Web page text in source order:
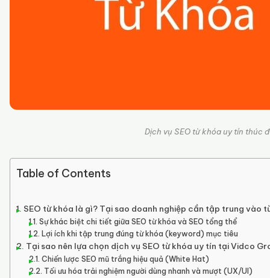
Dịch vụ SEO từ khóa uy tín thúc
Table of Contents
SEO từ khóa là gì? Tại sao doanh nghiệp cần tập trung vào
Sự khác biệt chi tiết giữa SEO từ khóa và SEO tổng thể
Lợi ích khi tập trung đúng từ khóa (keyword) mục tiêu
Tại sao nên lựa chọn dịch vụ SEO từ khóa uy tín tại Vidco
Chiến lược SEO mũ trắng hiệu quả (White Hat)
Tối ưu hóa trải nghiệm người dùng nhanh và mượt (UX/UI)